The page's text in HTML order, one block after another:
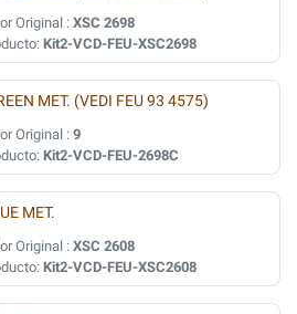
Original :XSC 2698
Kit2-VCD-FEU-XSC2698
MET. (VEDI FEU 93 4575)
Original :9
Kit2-VCD-FEU-2698C
MET.
Original :XSC 2608
Kit2-VCD-FEU-XSC2608